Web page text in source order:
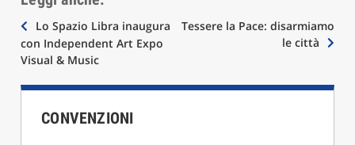
Navigazione
articoli
Lo Spazio Libra inaugura
con Independent Art Expo
Visual & Music
Tessere la Pace: disarmiamo
le città
CONVENZIONI